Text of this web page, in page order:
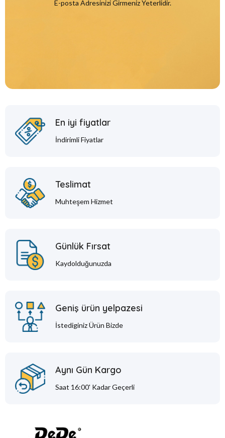
E-posta Adresinizi Girmeniz Yeterlidir.
En iyi fiyatlar
İndirimli Fiyatlar
Teslimat
Muhteşem Hizmet
Günlük Fırsat
Kaydolduğunuzda
Geniş ürün yelpazesi
İstediginiz Ürün Bizde
Aynı Gün Kargo
Saat 16:00' Kadar Geçerli